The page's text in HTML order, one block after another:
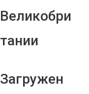
Великобри
тании
Загружен